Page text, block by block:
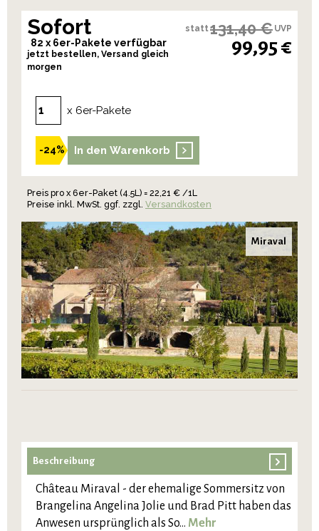
Sofort
82 x 6er-Pakete verfügbar
jetzt bestellen, Versand gleich
morgen
statt131,40 € UVP
99,95 €
x 6er-Pakete
-24% In den Warenkorb
Preis pro x 6er-Paket (4.5L) = 22,21 € /1L
Preise inkl. MwSt. ggf. zzgl. Versandkosten
Miraval
Beschreibung
Château Miraval - der ehemalige Sommersitz von
Brangelina Angelina Jolie und Brad Pitt haben das
Anwesen ursprünglich als So… Mehr